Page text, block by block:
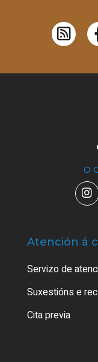
O
Atención á
Servizo de
Suxestións e
Cita previa